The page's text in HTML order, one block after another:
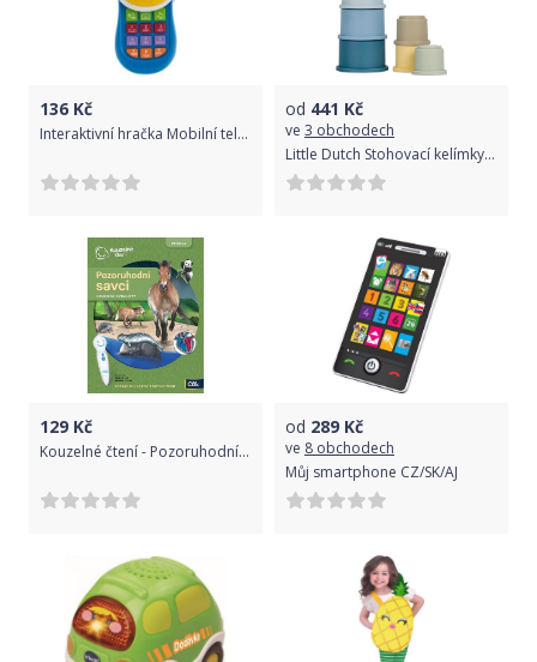
136 Kč
Interaktivní hračka Mobilní telefon
od 441 Kč
ve 3 obchodech
Little Dutch Stohovací kelímky Blue
129 Kč
Kouzelné čtení - Pozoruhodní savci (dvoulist)
od 289 Kč
ve 8 obchodech
Můj smartphone CZ/SK/AJ